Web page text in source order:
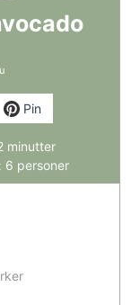
Pin
minutter
minutter
6 personer